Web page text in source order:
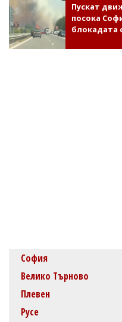
Пускат
посока
блокадата
София
Велико Търново
Плевен
Русе